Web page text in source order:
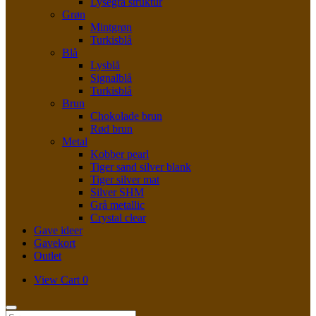
Grøn
Mintgrøn
Turkisblå
Blå
Lysblå
Signalblå
Turkisblå
Brun
Chokolade brun
Rød brun
Metal
Kobber pearl
Tiger sand silver blank
Tiger silver mat
Silver SHM
Grå metallic
Crystal clear
Gave ideer
Gavekort
Outlet
View
View Cart 0